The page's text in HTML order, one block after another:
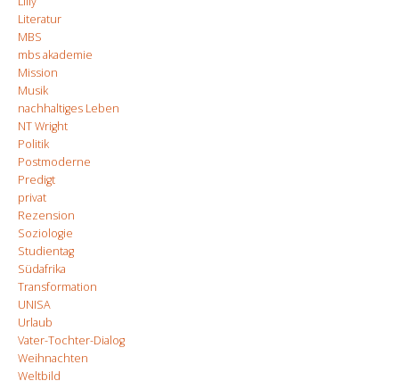
Literatur
MBS
mbs akademie
Mission
Musik
nachhaltiges Leben
NT Wright
Politik
Postmoderne
Predigt
privat
Rezension
Soziologie
Studientag
Südafrika
Transformation
UNISA
Urlaub
Vater-Tochter-Dialog
Weihnachten
Weltbild